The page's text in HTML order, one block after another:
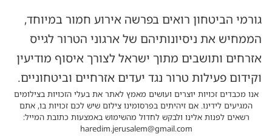
גורמי הביטחון רואים בפרשה אירוע חמור במיוחד,
הממחיש את ניסיונותיהם של ארגוני הטרור לגייס
אזרחים ותושבים מתוך ישראל לצורך איסוף מודיעין
וקידום פעילות טרור נגד יעדים אזרחיים וביטחוניים.
אנו מכבדים זכויות יוצרים ועושים מאמץ לאתר את בעלי הזכויות בצילומים
המגיעים לידינו. אם זיהיתים בפרסומינו צילום שיש לכם זכויות בו, אתם
רשאים לפנות אלינו ולבקש לחדול מהשימוש באמצעות כתובת המייל:
haredim.jerusalem@gmail.com